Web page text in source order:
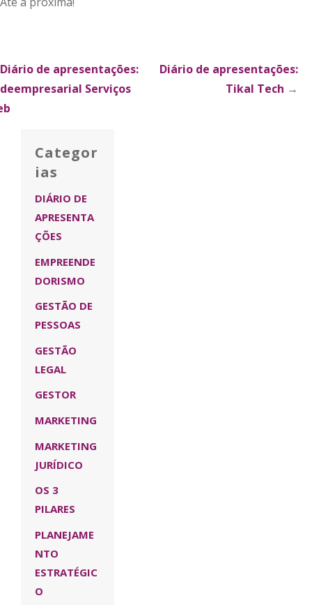
Diário de apresentações:
Serviços
Diário de apresentações:
Tikal Tech →
Categor
ias
DIÁRIO DE
APRESENTA
ÇÕES
EMPREENDE
DORISMO
GESTÃO DE
PESSOAS
GESTÃO
LEGAL
GESTOR
MARKETING
MARKETING
JURÍDICO
OS 3
PILARES
PLANEJAME
NTO
ESTRATÉGIC
O